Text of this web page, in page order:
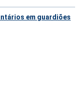
em guardiões